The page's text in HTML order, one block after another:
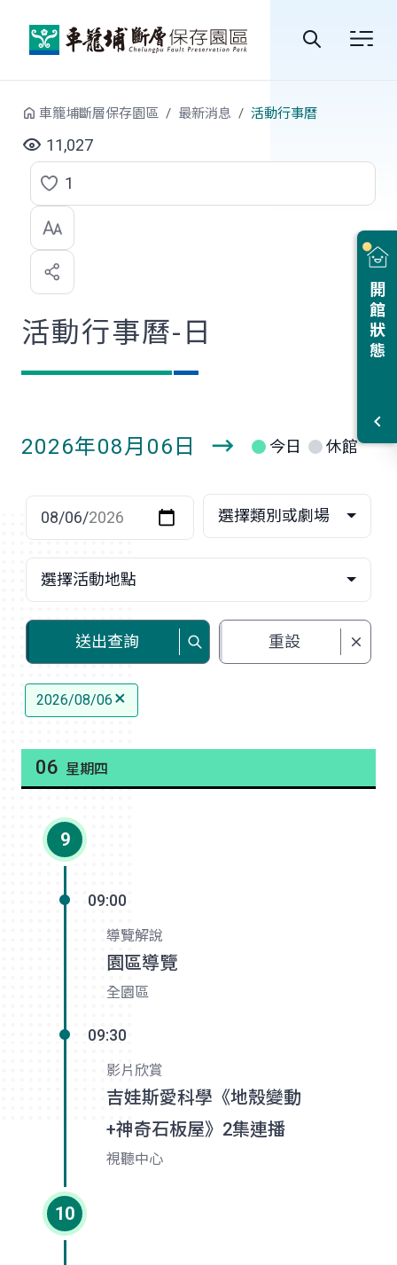
站
尋
開館狀態
車籠埔斷層保存園區 最新消息 活動行事曆
11,027
點
選
喜
歡
1
活動行事曆-日
2026年08月06日
日
今日 休館
選擇類別或劇場
選擇活動地點
送出查詢 重設
2026/08/06
06 星期四
9
09:00
導覽解說
園區導覽
全園區
09:30
影片欣賞
吉娃斯愛科學《地殼變動
+神奇石板屋》2集連播
視聽中心
10